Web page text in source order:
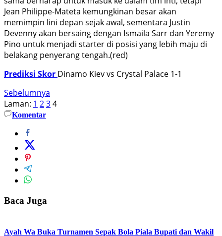
Jean Philippe-Mateta kemungkinan besar akan
memimpin lini depan sejak awal, sementara Justin
Devenny akan bersaing dengan Ismaila Sarr dan Yeremy
Pino untuk menjadi starter di posisi yang lebih maju di
belakang penyerang tengah.(red)
Prediksi Skor Dinamo Kiev vs Crystal Palace 1-1
Sebelumnya
Laman: 1 234
Komentar
Baca Juga
Ayah Wa Buka Turnamen Sepak Bola Piala Bupati dan Wakil